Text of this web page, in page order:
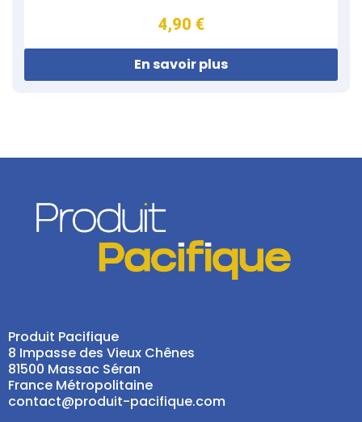
4,90 €
En savoir plus
Produit Pacifique
8 Impasse des Vieux Chênes
81500 Massac Séran
France Métropolitaine
contact@produit-pacifique.com